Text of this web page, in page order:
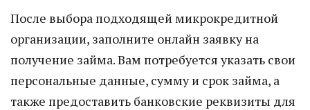
После выбора подходящей микрокредитной
организации, заполните онлайн заявку на
получение займа. Вам потребуется указать свои
персональные данные, сумму и срок займа, а
также предоставить банковские реквизиты для